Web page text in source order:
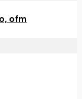
ofm